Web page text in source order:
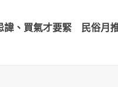
諱、買氣才要緊 民俗月